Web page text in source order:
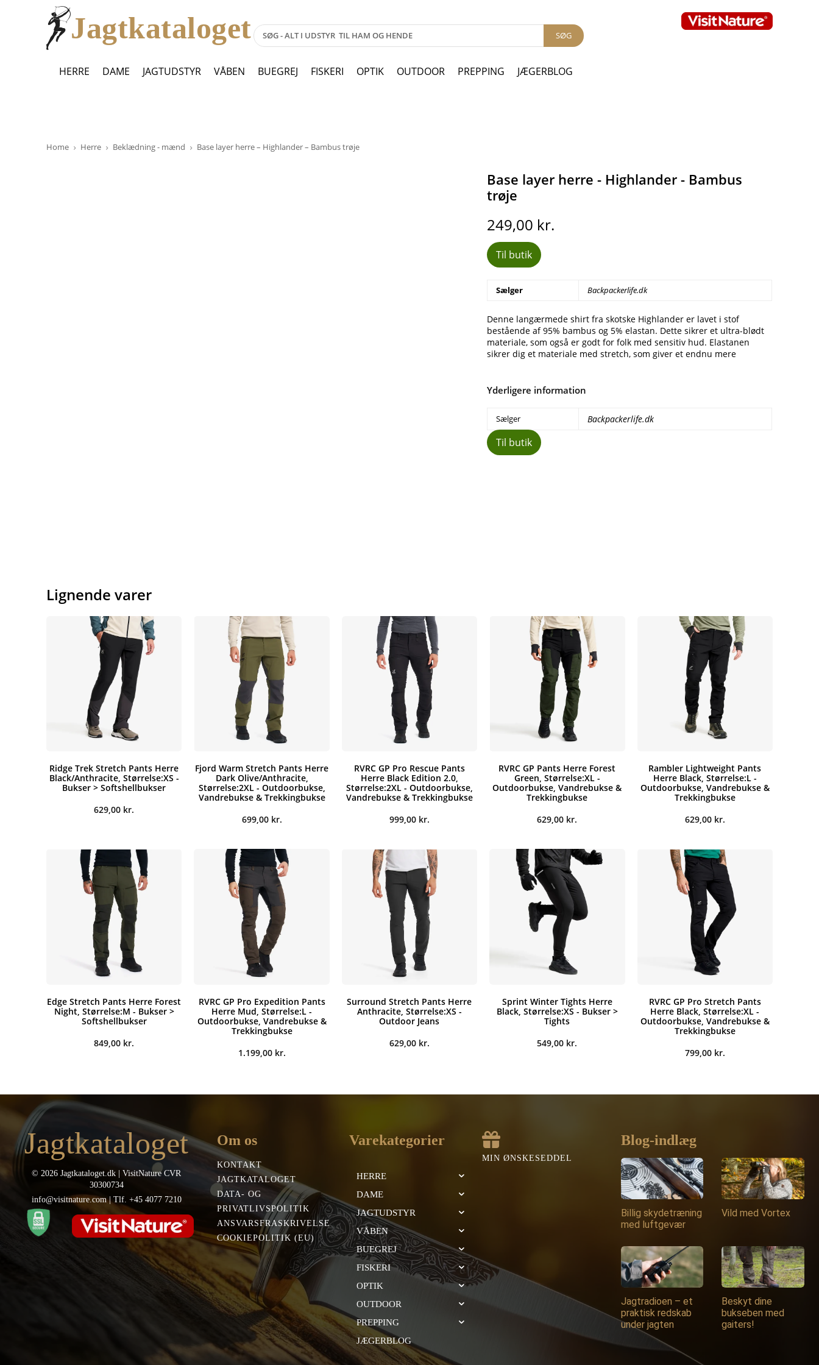
Jagtkataloget SØG
HERRE DAME JAGTUDSTYR VÅBEN BUEGREJ FISKERI OPTIK OUTDOOR PREPPING JÆGERBLOG
Home Herre Beklædning - mænd Base layer herre – Highlander – Bambus trøje
Base layer herre - Highlander - Bambus
trøje
249,00 kr.
Til butik
Sælger Backpackerlife.dk
Denne langærmede shirt fra skotske Highlander er lavet i stof
bestående af 95% bambus og 5% elastan. Dette sikrer et ultra-blødt
materiale, som også er godt for folk med sensitiv hud. Elastanen
sikrer dig et materiale med stretch, som giver et endnu mere
Yderligere information
Sælger Backpackerlife.dk
Til butik
Lignende varer
Ridge Trek Stretch Pants Herre
Black/Anthracite, Størrelse:XS -
Bukser > Softshellbukser
629,00 kr.
Fjord Warm Stretch Pants Herre
Dark Olive/Anthracite,
Størrelse:2XL - Outdoorbukse,
Vandrebukse & Trekkingbukse
699,00 kr.
RVRC GP Pro Rescue Pants
Herre Black Edition 2.0,
Størrelse:2XL - Outdoorbukse,
Vandrebukse & Trekkingbukse
999,00 kr.
RVRC GP Pants Herre Forest
Green, Størrelse:XL -
Outdoorbukse, Vandrebukse &
Trekkingbukse
629,00 kr.
Rambler Lightweight Pants
Herre Black, Størrelse:L -
Outdoorbukse, Vandrebukse &
Trekkingbukse
629,00 kr.
Edge Stretch Pants Herre Forest
Night, Størrelse:M - Bukser >
Softshellbukser
849,00 kr.
RVRC GP Pro Expedition Pants
Herre Mud, Størrelse:L -
Outdoorbukse, Vandrebukse &
Trekkingbukse
1.199,00 kr.
Surround Stretch Pants Herre
Anthracite, Størrelse:XS -
Outdoor Jeans
629,00 kr.
Sprint Winter Tights Herre
Black, Størrelse:XS - Bukser >
Tights
549,00 kr.
RVRC GP Pro Stretch Pants
Herre Black, Størrelse:XL -
Outdoorbukse, Vandrebukse &
Trekkingbukse
799,00 kr.
Jagtkataloget
© 2026 Jagtkataloget.dk | VisitNature CVR
30300734
info@visitnature.com | Tlf. +45 4077 7210
Om os
KONTAKT
JAGTKATALOGET
DATA- OG
PRIVATLIVSPOLITIK
ANSVARSFRASKRIVELSE
COOKIEPOLITIK (EU)
Varekategorier
HERRE
DAME
JAGTUDSTYR
VÅBEN
BUEGREJ
FISKERI
OPTIK
OUTDOOR
PREPPING
JÆGERBLOG
MIN ØNSKESEDDEL
Blog-indlæg
Billig skydetræning
med luftgevær
Vild med Vortex
Jagtradioen – et
praktisk redskab
under jagten
Beskyt dine
bukseben med
gaiters!